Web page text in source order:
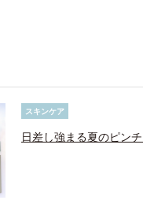
スキンケア
日差し強まる夏のピン